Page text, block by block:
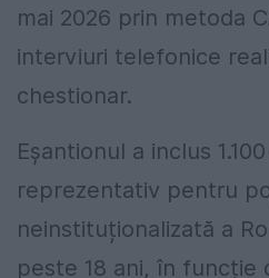
mai 2026 prin metoda
interviuri telefonice
chestionar.
Eșantionul a inclus
reprezentativ pentru
neinstituționalizată a
peste 18 ani, în funcție